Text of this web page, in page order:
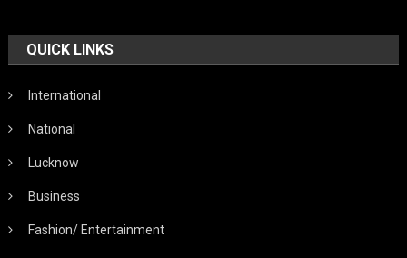
QUICK LINKS
International
National
Lucknow
Business
Fashion/ Entertainment